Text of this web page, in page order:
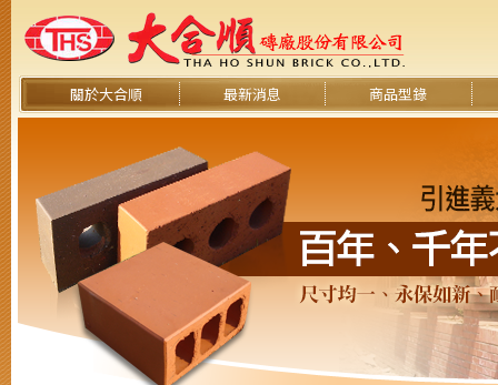
關於大合順 最新消息 商品型錄